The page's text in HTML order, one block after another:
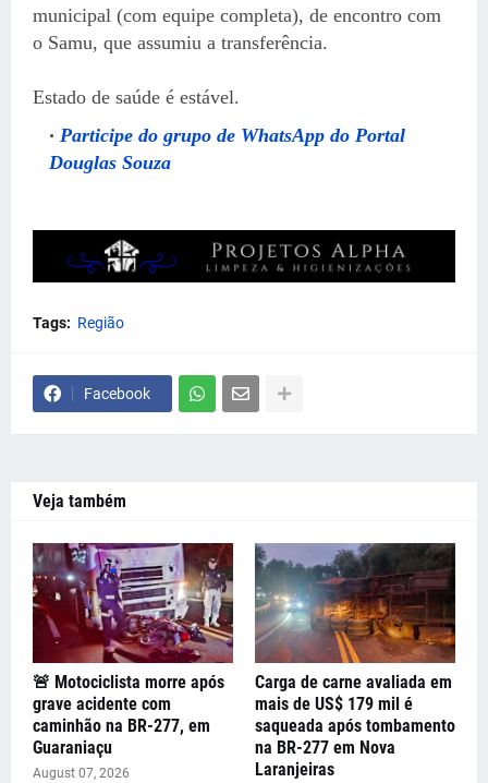
municipal (com equipe completa), de encontro com
o Samu, que assumiu a transferência.
Estado de saúde é estável.
Participe do grupo de WhatsApp do Portal
Douglas Souza
Tags: Região
Facebook
Veja também
🚨 Motociclista morre após
grave acidente com
caminhão na BR-277, em
Guaraniaçu
August 07, 2026
Carga de carne avaliada em
mais de US$ 179 mil é
saqueada após tombamento
na BR-277 em Nova
Laranjeiras